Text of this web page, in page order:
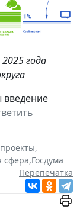
года
,
сфера,Госдума
Перепечатка